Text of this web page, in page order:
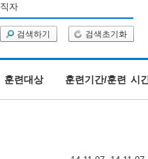
보
보
련
우
내
자
검색하기 검색초기화
훈련대상 훈련기간/훈련 시